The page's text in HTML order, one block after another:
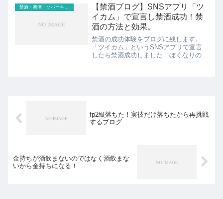
痩せることがあると思います。その特徴
は下記3つです。①適正体...
禁酒・断酒・ソバーキュリアス
【禁酒ブログ】SNSアプリ「ツ
イカム」で宣言し禁酒成功！禁
酒の方法と効果。
禁酒の成功体験をブログに残します。
「ツイカム」というSNSアプリで宣言
したら禁酒成功しました！ぼくなりの禁
fp2級落ちた！実技だけ落ちたから再挑戦
するブログ
金持ちが酒飲まないのではなく酒飲まな
いから金持ちになる！